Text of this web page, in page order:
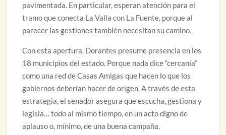
pavimentada. En particular, esperan atención para el
tramo que conecta La Valla con La Fuente, porque al
parecer las gestiones también necesitan su camino.
Con esta apertura, Dorantes presume presencia en los
18 municipios del estado. Porque nada dice “cercanía”
como una red de Casas Amigas que hacen lo que los
gobiernos deberían hacer de origen. A través de esta
estrategia, el senador asegura que escucha, gestiona y
legisla… todo al mismo tiempo, en un acto digno de
aplauso o, mínimo, de una buena campaña.